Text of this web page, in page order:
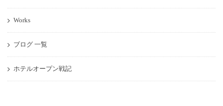
Works
ブログ 一覧
ホテルオープン戦記